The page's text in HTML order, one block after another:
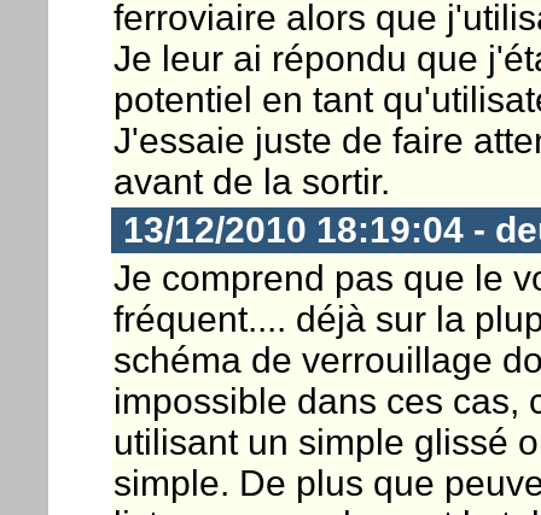
ferroviaire alors que
Je leur ai répondu que
potentiel en tant
J'essaie juste de faire
avant de la sortir.
13/12/2010 18:19:04 -
Je comprend pas que le
fréquent.... déjà sur la
schéma de verrouillage
impossible dans ces cas,
utilisant un simple glissé
simple. De plus que